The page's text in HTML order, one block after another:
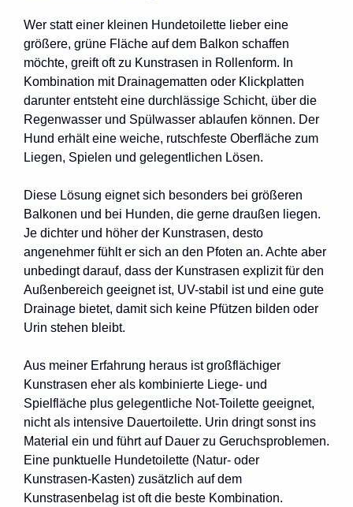
Wer statt einer kleinen Hundetoilette lieber eine
größere, grüne Fläche auf dem Balkon schaffen
möchte, greift oft zu Kunstrasen in Rollenform. In
Kombination mit Drainagematten oder Klickplatten
darunter entsteht eine durchlässige Schicht, über die
Regenwasser und Spülwasser ablaufen können. Der
Hund erhält eine weiche, rutschfeste Oberfläche zum
Liegen, Spielen und gelegentlichen Lösen.
Diese Lösung eignet sich besonders bei größeren
Balkonen und bei Hunden, die gerne draußen liegen.
Je dichter und höher der Kunstrasen, desto
angenehmer fühlt er sich an den Pfoten an. Achte aber
unbedingt darauf, dass der Kunstrasen explizit für den
Außenbereich geeignet ist, UV-stabil ist und eine gute
Drainage bietet, damit sich keine Pfützen bilden oder
Urin stehen bleibt.
Aus meiner Erfahrung heraus ist großflächiger
Kunstrasen eher als kombinierte Liege- und
Spielfläche plus gelegentliche Not-Toilette geeignet,
nicht als intensive Dauertoilette. Urin dringt sonst ins
Material ein und führt auf Dauer zu Geruchsproblemen.
Eine punktuelle Hundetoilette (Natur- oder
Kunstrasen-Kasten) zusätzlich auf dem
Kunstrasenbelag ist oft die beste Kombination.